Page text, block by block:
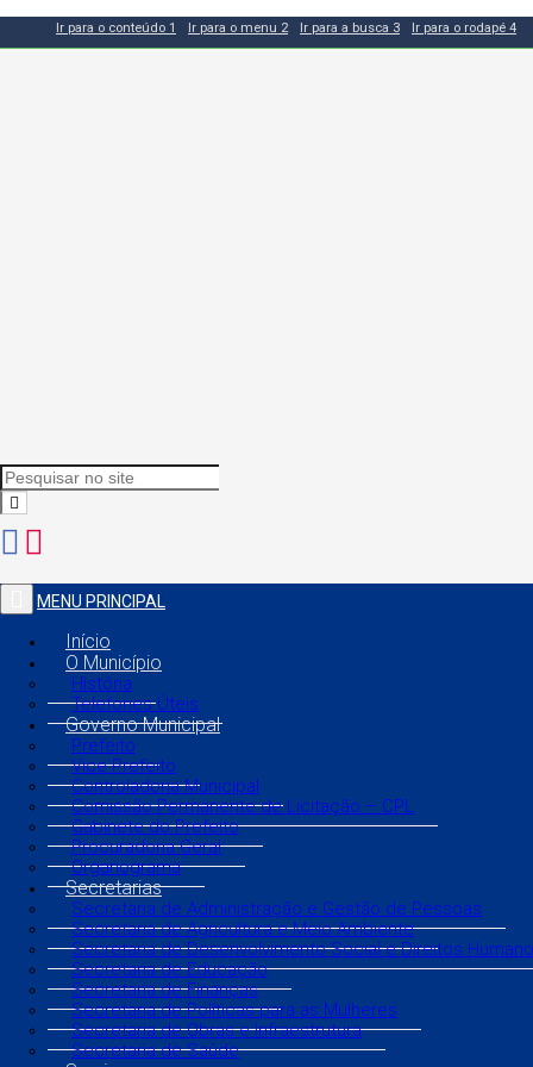
Ir para o conteúdo 1 Ir para o menu 2 Ir para a busca 3 Ir para o rodapé 4
MENU PRINCIPAL
Início
O Município
História
Telefones Úteis
Governo Municipal
Prefeito
Vice Prefeito
Controladoria Municipal
Comissão Permanente de Licitação – CPL
Gabinete do Prefeito
Procuradoria Geral
Organograma
Secretarias
Secretaria de Administração e Gestão de Pessoas
Secretaria de Agricultura e Meio Ambiente
Secretaria de Desenvolvimento Social e Direitos
Secretaria de Educação
Secretaria de Finanças
Secretaria de Políticas para as Mulheres
Secretaria de Obras e Infraestrutura
Secretaria de Saúde